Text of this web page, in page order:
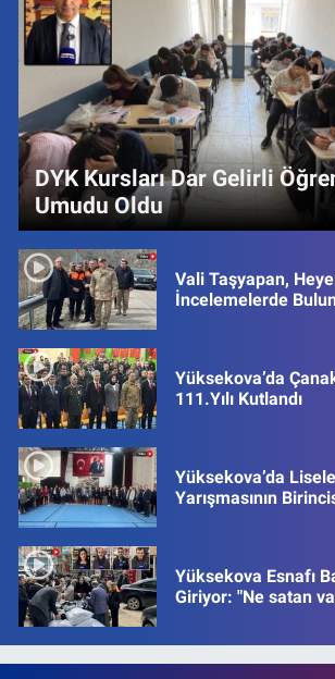
DYK Kursları Dar Gelirli
Umudu Oldu
Vali Taşyapan,
İncelemelerde
Yüksekova’da
111.Yılı Kutlandı
Yüksekova’da
Yarışmasının
Yüksekova Esnafı
Giriyor: "Ne satan